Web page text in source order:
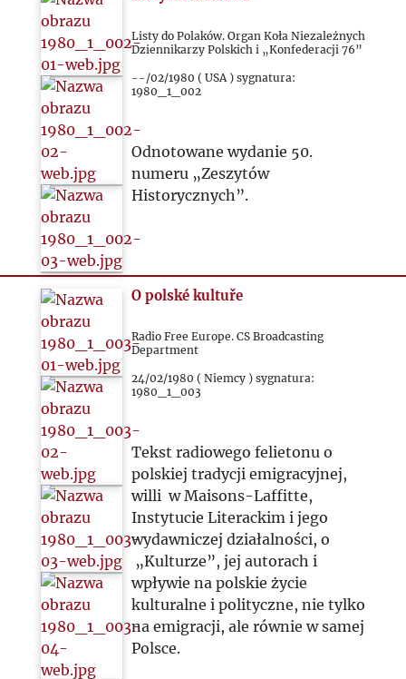
2023
Listy do Polaków. Organ Koła Niezależnych
Dziennikarzy Polskich i „Konfederacji 76”
--/02/1980 ( USA ) sygnatura:
1980_1_002
Odnotowane wydanie 50.
numeru „Zeszytów
Historycznych”.
O polské kultuře
Radio Free Europe. CS Broadcasting
Department
24/02/1980 ( Niemcy ) sygnatura:
1980_1_003
Tekst radiowego felietonu o
polskiej tradycji emigracyjnej,
willi w Maisons-Laffitte,
Instytucie Literackim i jego
wydawniczej działalności, o
„Kulturze”, jej autorach i
wpływie na polskie życie
kulturalne i polityczne, nie tylko
na emigracji, ale równie w samej
Polsce.